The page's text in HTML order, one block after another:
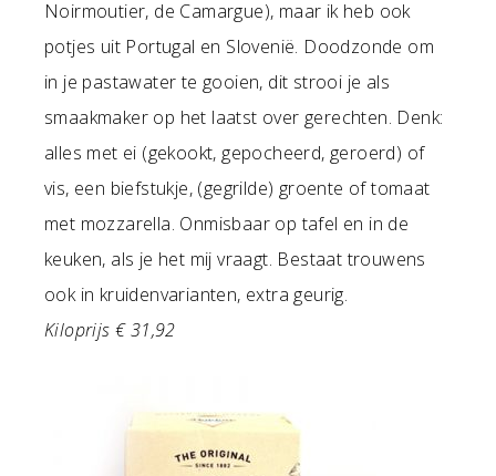
Noirmoutier, de Camargue), maar ik heb ook
potjes uit Portugal en Slovenië. Doodzonde om
in je pastawater te gooien, dit strooi je als
smaakmaker op het laatst over gerechten. Denk:
alles met ei (gekookt, gepocheerd, geroerd) of
vis, een biefstukje, (gegrilde) groente of tomaat
met mozzarella. Onmisbaar op tafel en in de
keuken, als je het mij vraagt. Bestaat trouwens
ook in kruidenvarianten, extra geurig.
Kiloprijs € 31,92